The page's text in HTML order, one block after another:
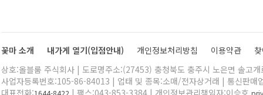
꽃마 소개 내가게 열기(입점안내) 개인정보처리방침 이용약관
상호:올블룸 주식회사 | 도로명주소:(27453) 충청북도 충주시 노은면 솔고
사업자등록번호:105-86-84013 | 업태 및 종목:소매/전자상거래 | 통신판매
1644-8422